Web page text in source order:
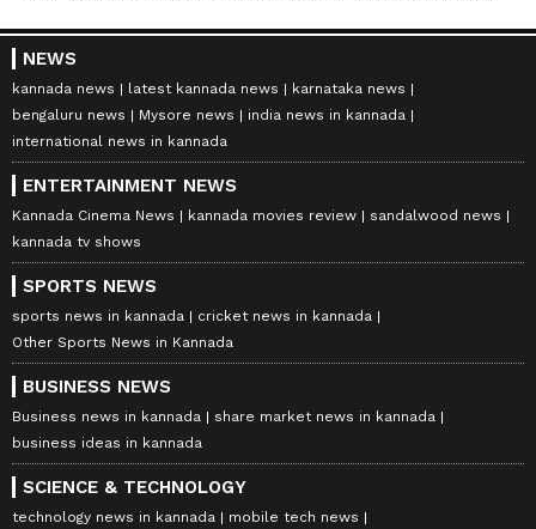
NEWS
kannada news latest kannada news
karnataka news
bengaluru news
Mysore news
india news in kannada
international news in kannada
ENTERTAINMENT NEWS
Kannada Cinema News kannada movies review
sandalwood news
kannada tv shows
SPORTS NEWS
sports news in kannada
cricket news in kannada
Other Sports News in Kannada
BUSINESS NEWS
Business news in kannada
share market news in kannada
business ideas in kannada
SCIENCE & TECHNOLOGY
technology news in kannada
mobile tech news